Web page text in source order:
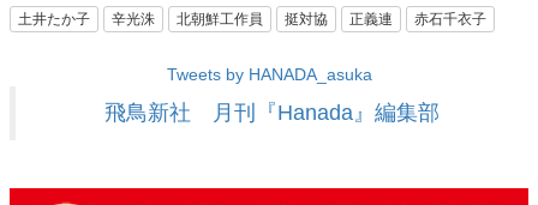
土井たか子 辛光洙 北朝鮮工作員 挺対協 正義連 赤石千衣子
Tweets by HANADA_asuka
飛鳥新社 月刊『Hanada』編集部